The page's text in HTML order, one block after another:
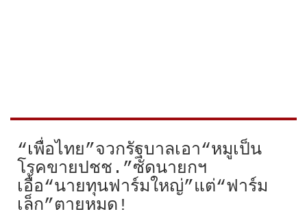
“เพื่อไทย”จวกรัฐบาลเอา“หมูเป็น
โรคขายปชช.”ซัดนายกฯ
เอื้อ“นายทุนฟาร์มใหญ่”แต่“ฟาร์ม
เล็ก”ตายหมด!